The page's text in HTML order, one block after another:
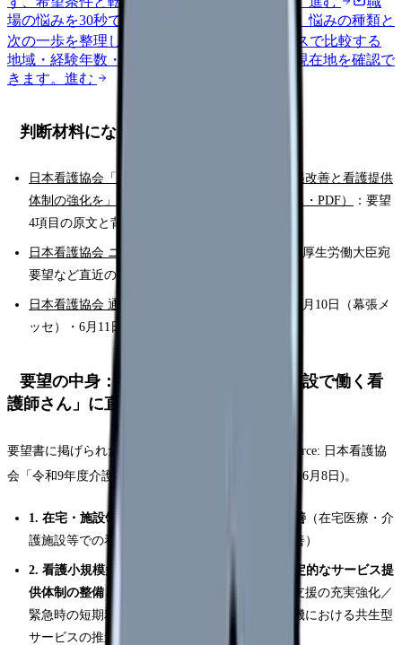
場の悩みを30秒で診断
辞めるべきか迷う前に、悩みの種類と
次の一歩を整理します。
給料コンパスで比較する
地域・経験年数・施設形態から、今の給料の現在地を確認で
きます。 進む
判断材料になる一次情報
日本看護協会「在宅・施設領域の看護職員の処遇改善と看護提供
体制の強化を」（2026年6月9日ニュースリリース・PDF）
：要望
4項目の原文と背景データ。本記事の核です。
日本看護協会 ニュースリリース一覧
：5月28日の厚生労働大臣宛
要望など直近の要望活動。
日本看護協会 通常総会・全国職能別交流集会
：6月10日（幕張メ
ッセ）・6月11日の開催情報。
要望の中身：4項目すべてが「在宅・施設で働く看
護師さん」に直結します
要望書に掲げられた要望事項は、次の4項目です(Source: 日本看護協
会「令和9年度介護報酬改定に関する要望書」2026年6月8日)。
1. 在宅・施設領域に従事する看護職員の処遇改善 （在宅医療・介
護施設等での看護に従事する看護職員の処遇改善）
2. 看護小規模多機能型居宅介護（看多機）の安定的なサービス提
供体制の整備と機能強化
（設置推進による療養支援の充実強化／
緊急時の短期利用居宅介護の評価の充実／看多機における共生型
サービスの推進）